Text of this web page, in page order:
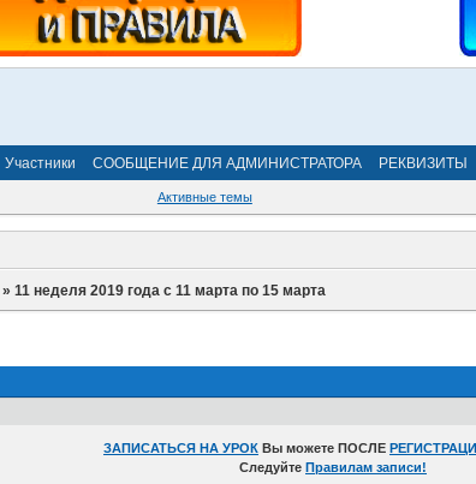
Участники СООБЩЕНИЕ ДЛЯ АДМИНИСТРАТОРА РЕКВИЗИТЫ
Активные темы
»11 неделя 2019 года с 11 марта по 15 марта
ЗАПИСАТЬСЯ НА УРОК Вы можете ПОСЛЕ
Следуйте Правилам записи!